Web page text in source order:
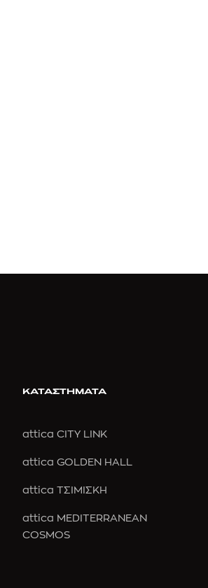
ΚΑΤΑΣΤΗΜΑΤΑ
attica CITY LINK
attica GOLDEN HALL
attica ΤΣΙΜΙΣΚΗ
attica MEDITERRANEAN
COSMOS